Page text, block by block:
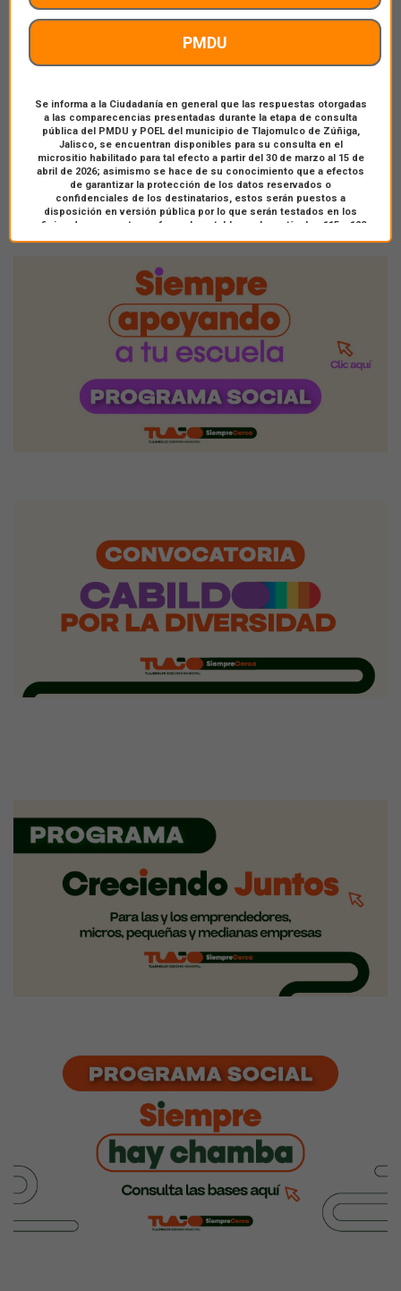
PMDU
Se informa a la Ciudadanía en general que las respuestas otorgadas
a las comparecencias presentadas durante la etapa de consulta
pública del PMDU y POEL del municipio de Tlajomulco de Zúñiga,
Jalisco, se encuentran disponibles para su consulta en el
micrositio habilitado para tal efecto a partir del 30 de marzo al 15 de
abril de 2026; asimismo se hace de su conocimiento que a efectos
de garantizar la protección de los datos reservados o
confidenciales de los destinatarios, estos serán puestos a
disposición en versión pública por lo que serán testados en los
oficios de respuesta conforme lo establecen los artículos 115 y 120
la Ley General de Transparencia y Acceso a la Información Pública,
Datos Personales en Posesión de Sujetos Obligados del Estado de
Jalisco y sus Municipios y los artículos 21 numeral 1 fracción I, 23
numeral 1 fracción I y 89 numeral 1 fracción I inciso b de la Ley de
Transparencia y Acceso a la Información Pública del Estado de
Jalisco y sus Municipios.